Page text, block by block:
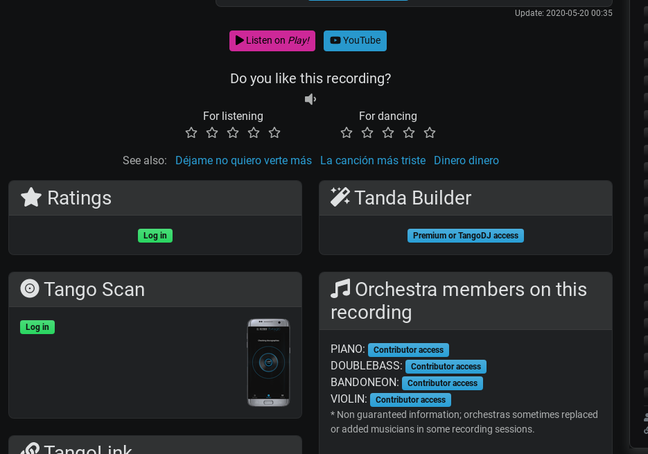
Update: 2020-05-20 00:35
Listen on Play! YouTube
Do you like this recording?
For listening For dancing
See also: Déjame no quiero verte más La canción más triste Dinero dinero
Ratings
Log in
Tango Scan
Log in
Tanda Builder
Premium or TangoDJ access
Orchestra members on this
recording
PIANO: Contributor access
DOUBLEBASS: Contributor access
BANDONEON: Contributor access
VIOLIN: Contributor access
* Non guaranteed information; orchestras sometimes replaced
or added musicians in some recording sessions.